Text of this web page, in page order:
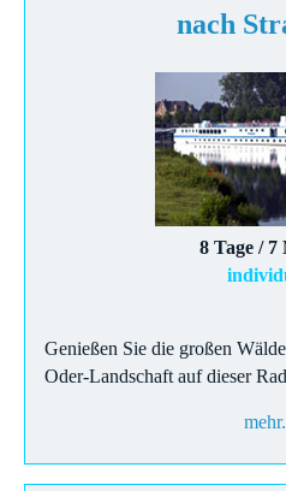
nach
8 Tage / 7
Genießen Sie die großen
Oder-Landschaft auf dieser